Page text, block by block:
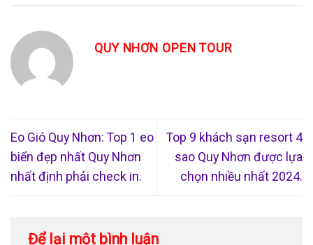
QUY NHƠN OPEN TOUR
Eo Gió Quy Nhơn: Top 1 eo
biển đẹp nhất Quy Nhơn
nhất định phải check in.
Top 9 khách sạn resort 4
sao Quy Nhơn được lựa
chọn nhiều nhất 2024.
Để lại một bình luận